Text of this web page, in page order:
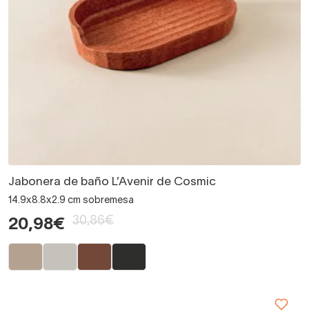
Jabonera de baño L’Avenir de Cosmic
14.9x8.8x2.9 cm sobremesa
20,98€ 30,86€